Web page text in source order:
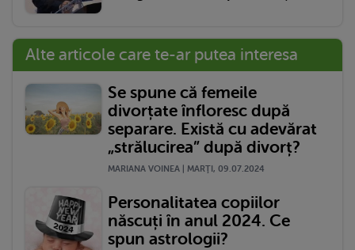
Alte articole care te-ar putea interesa
Se spune că femeile
divorțate înfloresc după
separare. Există cu adevărat
„strălucirea” după divorț?
MARIANA VOINEA | MARŢI, 09.07.2024
Personalitatea copiilor
născuți în anul 2024. Ce
spun astrologii?